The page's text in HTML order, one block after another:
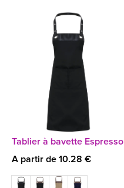
Tablier à bavette Espresso
A partir de 10.28 €